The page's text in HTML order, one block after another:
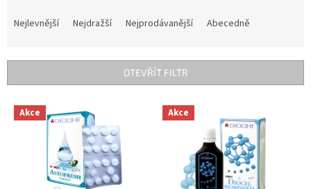
í
Nejlevnější Nejdražší Nejprodávanější Abecedně
OTEVŘÍT FILTR
V Akce Akce